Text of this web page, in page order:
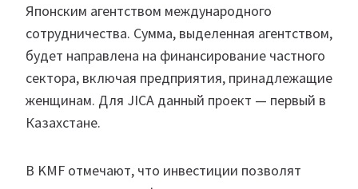
Японским агентством международного
сотрудничества. Сумма, выделенная агентством,
будет направлена на финансирование частного
сектора, включая предприятия, принадлежащие
женщинам. Для JICA данный проект — первый в
Казахстане.
В KMF отмечают, что инвестиции позволят